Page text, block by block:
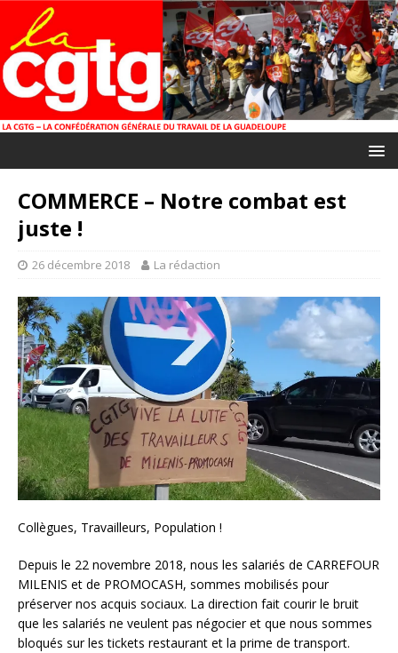
COMMERCE – Notre combat est
juste !
26 décembre 2018 La rédaction
Collègues, Travailleurs, Population !
Depuis le 22 novembre 2018, nous les salariés de CARREFOUR
MILENIS et de PROMOCASH, sommes mobilisés pour
préserver nos acquis sociaux. La direction fait courir le bruit
que les salariés ne veulent pas négocier et que nous sommes
bloqués sur les tickets restaurant et la prime de transport.